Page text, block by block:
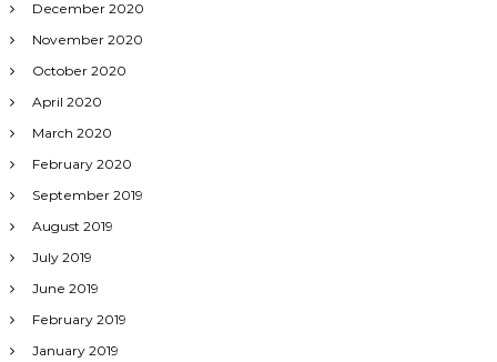
December 2020
November 2020
October 2020
April 2020
March 2020
February 2020
September 2019
August 2019
July 2019
June 2019
February 2019
January 2019